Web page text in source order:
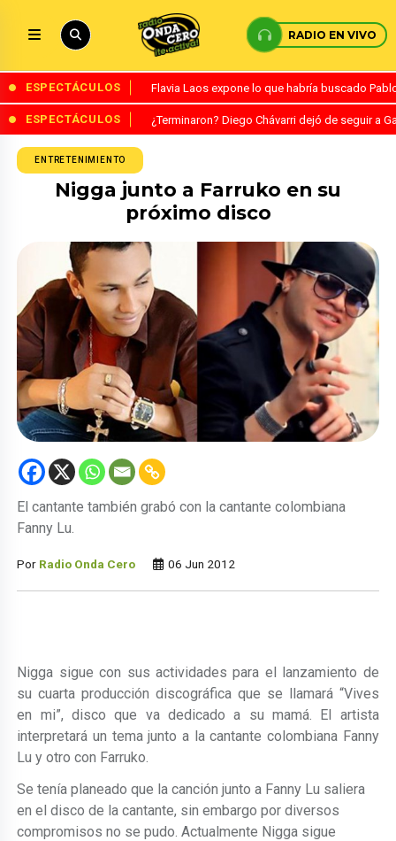
RADIO EN VIVO
ESPECTÁCULOS Flavia Laos expone lo que habría buscado
ESPECTÁCULOS ¿Terminaron? Diego Chávarri dejó de seguir a
ENTRETENIMIENTO
Nigga junto a Farruko en su
próximo disco
El cantante también grabó con la cantante colombiana
Fanny Lu.
Por Radio Onda Cero 06 Jun 2012
Nigga sigue con sus actividades para el lanzamiento de
su cuarta producción discográfica que se llamará “Vives
en mi”, disco que va dedicado a su mamá. El artista
interpretará un tema junto a la cantante colombiana Fanny
Lu y otro con Farruko.
Se tenía planeado que la canción junto a Fanny Lu saliera
en el disco de la cantante, sin embargo por diversos
compromisos no se pudo. Actualmente Nigga sigue